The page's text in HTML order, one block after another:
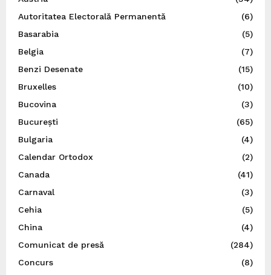
Autoritatea Electorală Permanentă
(6)
Basarabia
(5)
Belgia
(7)
Benzi Desenate
(15)
Bruxelles
(10)
Bucovina
(3)
București
(65)
Bulgaria
(4)
Calendar Ortodox
(2)
Canada
(41)
Carnaval
(3)
Cehia
(5)
China
(4)
Comunicat de presă
(284)
Concurs
(8)